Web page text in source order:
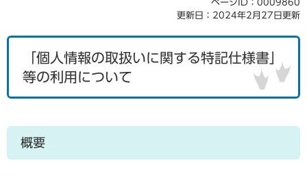
ページID：0009860
更新日：2024年2月27日更新
「個人情報の取扱いに関する特記仕様書」
等の利用について
概要